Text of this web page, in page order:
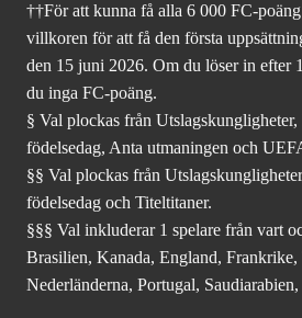
††För att kunna få alla 6 000 FC-
villkoren för att få den första
den 15 juni 2026. Om du löser in efter
du inga FC-poäng.
§ Val plockas från
födelsedag, Anta utmaningen och
§§ Val plockas från
födelsedag och Titeltitaner.
§§§ Val inkluderar 1 spelare från vart
Brasilien, Kanada, England,
Nederländerna, Portugal,